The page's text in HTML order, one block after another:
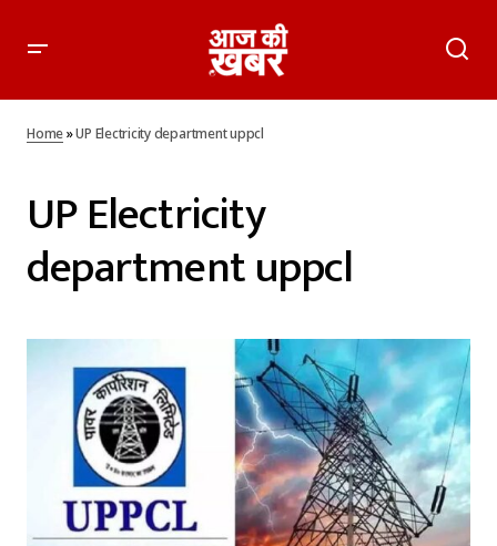
Home»UP Electricity department uppcl
UP Electricity
department uppcl